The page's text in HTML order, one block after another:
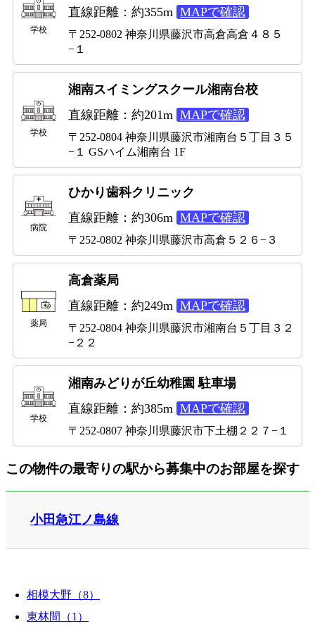
学校
直線距離：約355m MAPで確認
〒252-0802 神奈川県藤沢市高倉高倉４８５
−１
学校
湘南スイミングスクール湘南台校
直線距離：約201m MAPで確認
〒252-0804 神奈川県藤沢市湘南台５丁目３５
−１ GSハイム湘南台 1F
病院
ひかり歯科クリニック
直線距離：約306m MAPで確認
〒252-0802 神奈川県藤沢市高倉５２６−３
薬局
高倉薬局
直線距離：約249m MAPで確認
〒252-0804 神奈川県藤沢市湘南台５丁目３２
−２２
学校
湘南みどりが丘幼稚園 駐車場
直線距離：約385m MAPで確認
〒252-0807 神奈川県藤沢市下土棚２２７−１
この物件の最寄りの駅から募集中のお部屋を探す
小田急江ノ島線
相模大野（8）
東林間（1）